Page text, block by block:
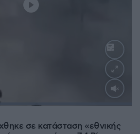
Loaded
σε κατάσταση «εθνικής